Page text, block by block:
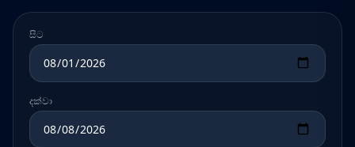
සිට
දක්වා